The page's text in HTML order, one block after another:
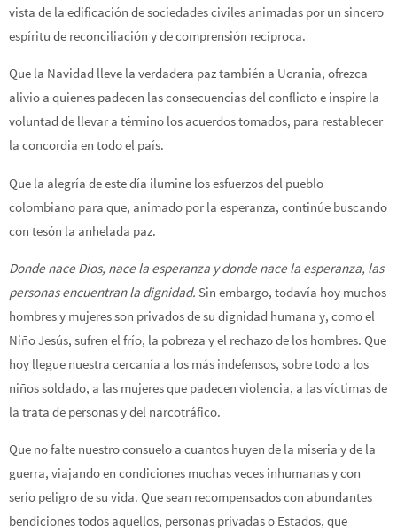
vista de la edificación de sociedades civiles animadas por un sincero
espíritu de reconciliación y de comprensión recíproca.
Que la Navidad lleve la verdadera paz también a Ucrania, ofrezca
alivio a quienes padecen las consecuencias del conflicto e inspire la
voluntad de llevar a término los acuerdos tomados, para restablecer
la concordia en todo el país.
Que la alegría de este día ilumine los esfuerzos del pueblo
colombiano para que, animado por la esperanza, continúe buscando
con tesón la anhelada paz.
Donde nace Dios, nace la esperanza y donde nace la esperanza, las
personas encuentran la dignidad. Sin embargo, todavía hoy muchos
hombres y mujeres son privados de su dignidad humana y, como el
Niño Jesús, sufren el frío, la pobreza y el rechazo de los hombres. Que
hoy llegue nuestra cercanía a los más indefensos, sobre todo a los
niños soldado, a las mujeres que padecen violencia, a las víctimas de
la trata de personas y del narcotráfico.
Que no falte nuestro consuelo a cuantos huyen de la miseria y de la
guerra, viajando en condiciones muchas veces inhumanas y con
serio peligro de su vida. Que sean recompensados con abundantes
bendiciones todos aquellos, personas privadas o Estados, que